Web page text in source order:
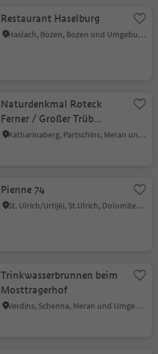
Restaurant Haselburg
Haslach, Bozen, Bozen und Umgebung
Naturdenkmal Roteck
Ferner / Großer Trüb
Ferner
Katharinaberg, Partschins, Meran und Umgebung
Pienne 74
St. Ulrich/Urtijëi, St.Ulrich, Dolomitenregion Gröden
Trinkwasserbrunnen beim
Mosttragerhof
Verdins, Schenna, Meran und Umgebung